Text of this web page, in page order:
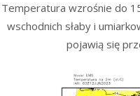
Temperatura wzrośnie do
wschodnich słaby i
pojawią się